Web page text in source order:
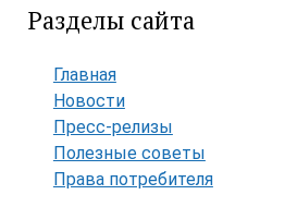
Разделы сайта
Главная
Новости
Пресс-релизы
Полезные советы
Права потребителя